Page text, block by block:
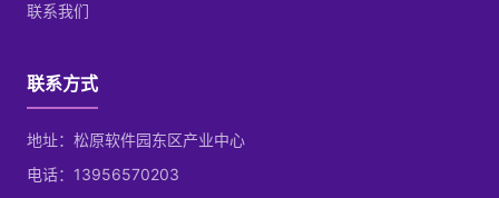
联系我们
联系方式
地址：松原软件园东区产业中心
电话：13956570203